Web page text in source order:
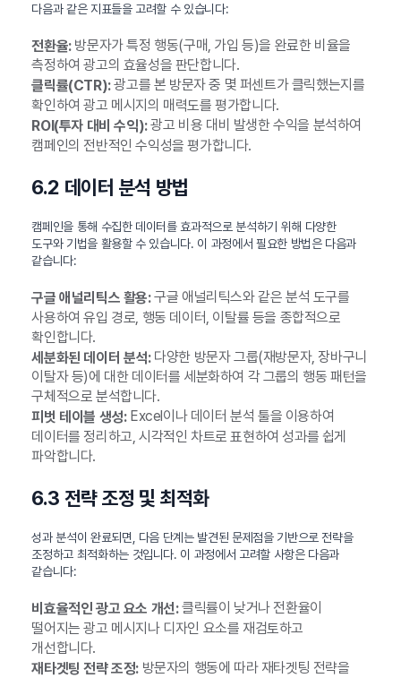
다음과 같은 지표들을 고려할 수 있습니다:
전환율:방문자가 특정 행동(구매, 가입 등)을 완료한 비율을
측정하여 광고의 효율성을 판단합니다.
클릭률(CTR):광고를 본 방문자 중 몇 퍼센트가 클릭했는지를
확인하여 광고 메시지의 매력도를 평가합니다.
ROI(투자 대비 수익):광고 비용 대비 발생한 수익을 분석하여
캠페인의 전반적인 수익성을 평가합니다.
6.2 데이터 분석 방법
캠페인을 통해 수집한 데이터를 효과적으로 분석하기 위해 다양한
도구와 기법을 활용할 수 있습니다. 이 과정에서 필요한 방법은 다음과
같습니다:
구글 애널리틱스 활용:구글 애널리틱스와 같은 분석 도구를
사용하여 유입 경로, 행동 데이터, 이탈률 등을 종합적으로
확인합니다.
세분화된 데이터 분석:다양한 방문자 그룹(재방문자, 장바구니
이탈자 등)에 대한 데이터를 세분화하여 각 그룹의 행동 패턴을
구체적으로 분석합니다.
피벗 테이블 생성:Excel이나 데이터 분석 툴을 이용하여
데이터를 정리하고, 시각적인 차트로 표현하여 성과를 쉽게
파악합니다.
6.3 전략 조정 및 최적화
성과 분석이 완료되면, 다음 단계는 발견된 문제점을 기반으로 전략을
조정하고 최적화하는 것입니다. 이 과정에서 고려할 사항은 다음과
같습니다:
비효율적인 광고 요소 개선:클릭률이 낮거나 전환율이
떨어지는 광고 메시지나 디자인 요소를 재검토하고
개선합니다.
재타겟팅 전략 조정:방문자의 행동에 따라 재타겟팅 전략을